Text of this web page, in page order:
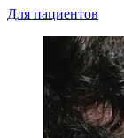
Для пациентов